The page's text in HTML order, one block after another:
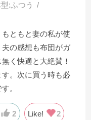
:ふつう
ともと妻の私が使
の感想も布団がガ
く快適と大絶賛！
。次に買う時も必
。
2 Like! 2